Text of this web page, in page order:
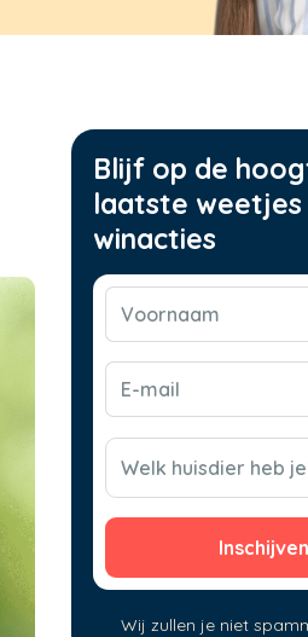
Blijf op de
laatste weetjes
winacties
Voornaam
E-
mail
CAPTCHA
Welk huisdier heb
Wij zullen je niet